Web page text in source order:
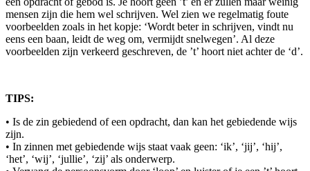
mensen zijn die hem wel schrijven. Wel zien we regelmatig foute
voorbeelden zoals in het kopje: ‘Wordt beter in schrijven, vindt nu
eens een baan, leidt de weg om, vermijdt snelwegen’. Al deze
voorbeelden zijn verkeerd geschreven, de ’t’ hoort niet achter de ‘d’.
TIPS:
• Is de zin gebiedend of een opdracht, dan kan het gebiedende wijs
zijn.
• In zinnen met gebiedende wijs staat vaak geen: ‘ik’, ‘jij’, ‘hij’,
‘het’, ‘wij’, ‘jullie’, ‘zij’ als onderwerp.